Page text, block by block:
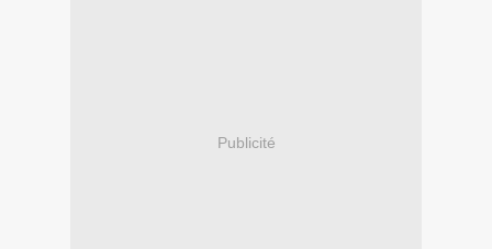
Publicité